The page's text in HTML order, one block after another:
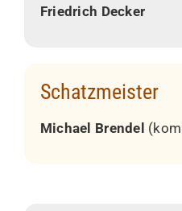
Friedrich Decker
Schatzmeister
Michael Brendel